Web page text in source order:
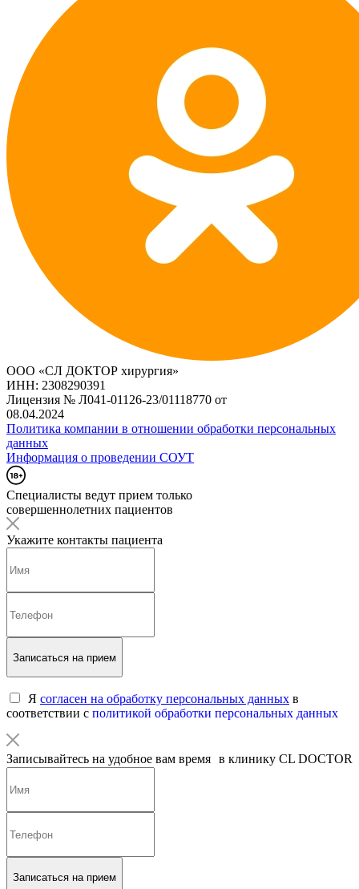
ООО «СЛ ДОКТОР хирургия»
ИНН: 2308290391
Лицензия № Л041-01126-23/01118770 от
08.04.2024
Политика компании в отношении обработки персональных
данных
Информация о проведении СОУТ
Специалисты ведут прием только
совершеннолетних пациентов
Укажите контакты пациента
Записаться на прием
Я согласен на обработку персональных данных в
соответствии с политикой обработки персональных данных
Записывайтесь на удобное вам время в клинику CL DOCTOR
Записаться на прием